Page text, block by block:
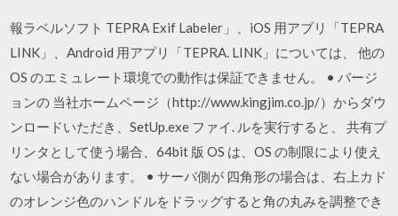
報ラベルソフト TEPRA Exif Labeler」、iOS 用アプリ「TEPRA
LINK」、Android 用アプリ「TEPRA. LINK」については、 他の
OS のエミュレート環境での動作は保証できません。 • バージ
ョンの 当社ホームページ（http://www.kingjim.co.jp/）からダウ
ンロードいただき、SetUp.exe ファイ. ルを実行すると、 共有プ
リンタとして使う場合、64bit 版 OS は、OS の制限により使え
ない場合があります。 • サーバ側が 四角形の場合は、右上カド
のオレンジ色のハンドルをドラッグすると角の丸みを調整でき